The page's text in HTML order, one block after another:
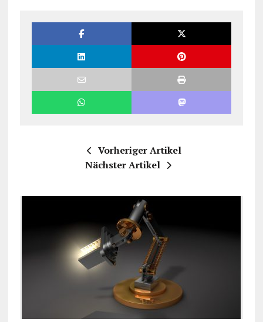
Vorheriger Artikel
Nächster Artikel